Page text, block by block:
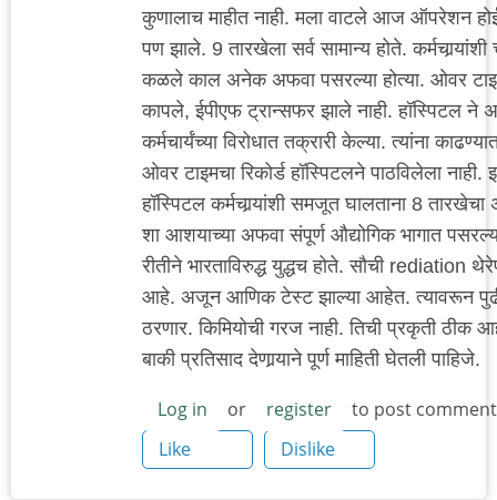
कुणालाच माहीत नाही. मला वाटले आज ऑपरेशन
पण झाले. 9 तारखेला सर्व सामान्य होते. कर्मचार्‍यांशी
कळले काल अनेक अफवा पसरल्या होत्या. ओवर
कापले, ईपीएफ ट्रान्सफर झाले नाही. हॉस्पिटल ने
कर्मचार्यंच्या विरोधात तक्रारी केल्या. त्यांना
ओवर टाइमचा रिकोर्ड हॉस्पिटलने पाठविलेला नाही.
हॉस्पिटल कर्मचार्‍यांशी समजूत घालताना 8 तारखेचा
शा आशयाच्या अफवा संपूर्ण औद्योगिक भागात
रीतीने भारताविरुद्ध युद्धच होते. सौची rediation
आहे. अजून आणिक टेस्ट झाल्या आहेत. त्यावरून
ठरणार. किमियोची गरज नाही. तिची प्रकृती ठीक
बाकी प्रतिसाद देणार्‍याने पूर्ण माहिती घेतली पाहिजे.
Log in or register
to post
Like
Dislike